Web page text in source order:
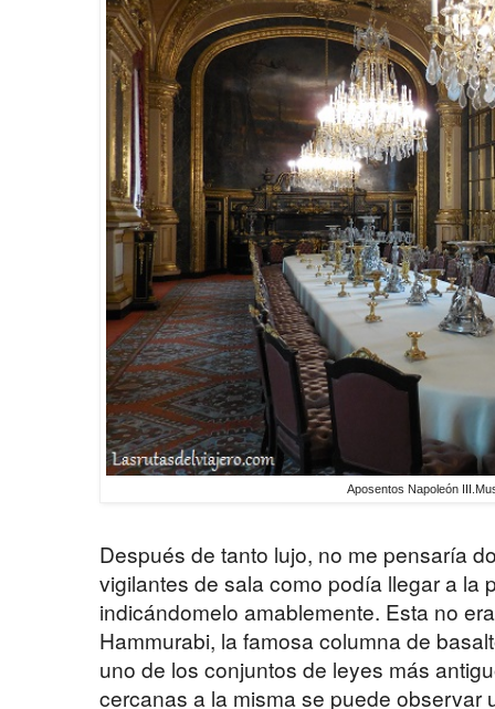
Aposentos Napoleón
Después de tanto lujo, no me pensaría
vigilantes de sala como podía llegar a la
indicándomelo amablemente. Esta no
Hammurabi, la famosa columna de
uno de los conjuntos de leyes más
cercanas a la misma se puede observar